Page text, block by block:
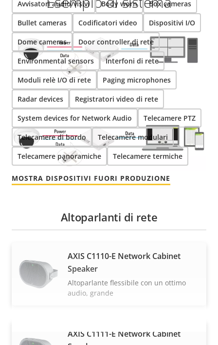
Avvisatori audio/visivi Body worn Box cameras
Bullet cameras Codificatori video Dispositivi I/O
Dome cameras Door controller di rete
Environmental sensors Interfoni di rete
Moduli relè I/O di rete Paging microphones
Radar devices Registratori video di rete
System devices for Network Audio Telecamere PTZ
Telecamere di bordo Telecamere modulari
Telecamere panoramiche Telecamere termiche
MOSTRA DISPOSITIVI FUORI PRODUZIONE
VISUALIZZA DI PIÙ
Altoparlanti di rete
AXIS C1110-E Network Cabinet
Speaker
Altoparlante flessibile con un ottimo
audio, grande
AXIS C1111-E Network Cabinet